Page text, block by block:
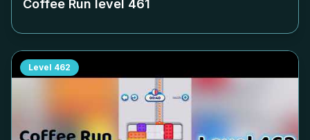
Coffee Run level 461
Level 462